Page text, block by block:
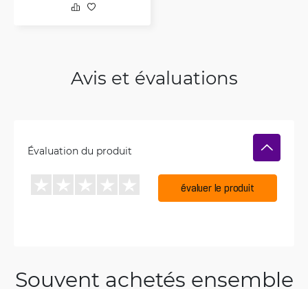
Avis et évaluations
Évaluation du produit
évaluer le produit
Souvent achetés ensemble